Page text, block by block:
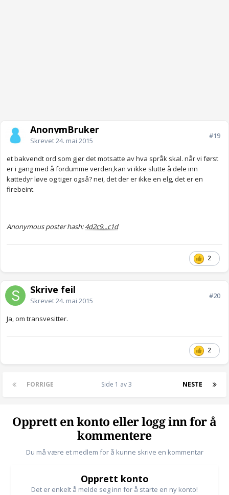
AnonymBruker
Skrevet24. mai 2015
#19
et bakvendt ord som gjør det motsatte av hva språk skal. når vi først
er i gang med å fordumme verden,kan vi ikke slutte å dele inn
kattedyr løve og tiger også? nei, det der er ikke en elg, det er en
firebeint.
Anonymous poster hash:4d2c9...c1d
2
Skrive feil
Skrevet24. mai 2015
#20
Ja, om transvesitter.
2
FORRIGE NESTE
Side 1 av 3
Opprett en konto eller logg inn for å
kommentere
Du må være et medlem for å kunne skrive en kommentar
Opprett konto
Det er enkelt å melde seg inn for å starte en ny konto!